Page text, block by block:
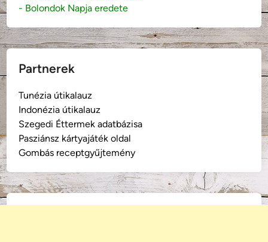
- Bolondok Napja eredete
Partnerek
Tunézia útikalauz
Indonézia útikalauz
Szegedi Éttermek adatbázisa
Pasziánsz kártyajáték oldal
Gombás receptgyűjtemény